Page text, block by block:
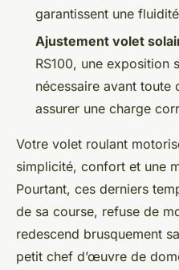
garantissent une
Ajustement volet
RS100, une exposition
nécessaire avant
assurer une charge
Votre volet roulant
simplicité, confort et une
Pourtant, ces derniers
de sa course, refuse de
redescend brusquement
petit chef d’œuvre de